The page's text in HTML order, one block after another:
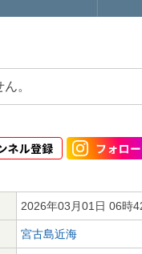
。
2026年03月01日 06時
宮古島近海